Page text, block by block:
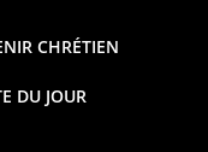
CHRÉTIEN
DU JOUR